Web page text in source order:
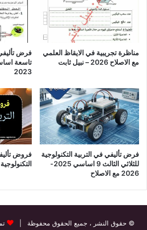
مناظرة تجريبية في الايقاظ العلمي
مع الاصلاح 2026 – نبيل ثابت
فرض تأليفي
2023
فرض تأليفي في التربية التكنولوجية
للثلاثي الثالث 9 اساسي 2025-
2026 مع الاصلاح
التكنولوجية 9 اساسي
© حقوق النشر ، جميع الحقوق محفوظة |